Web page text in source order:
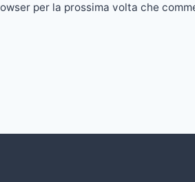
per la prossima volta che